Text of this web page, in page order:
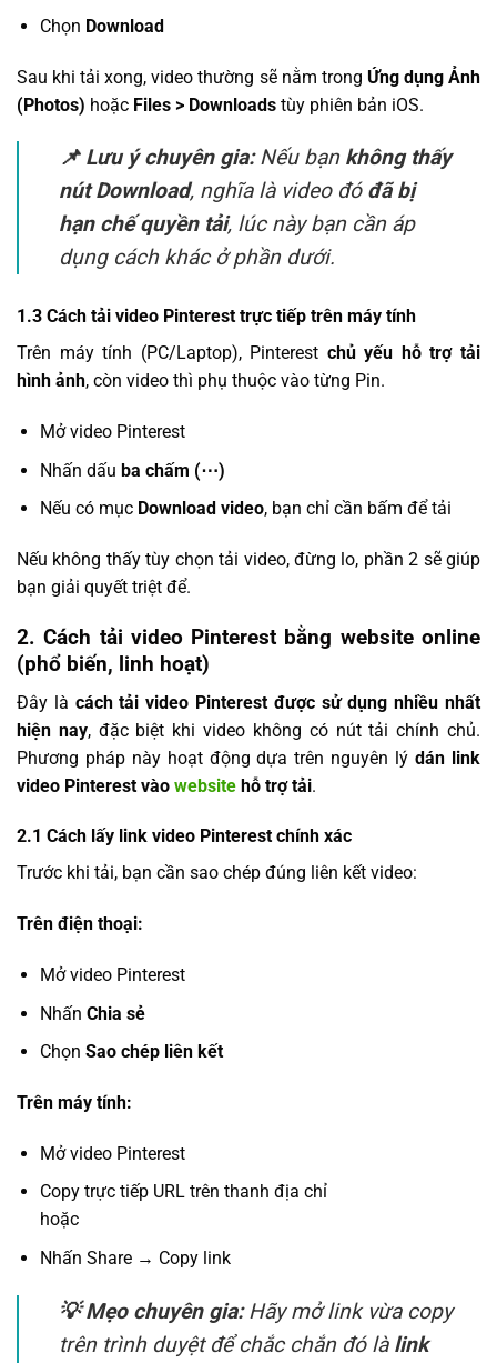
Chọn Download
Sau khi tải xong, video thường sẽ nằm trong Ứng dụng Ảnh
(Photos) hoặc Files > Downloads tùy phiên bản iOS.
📌 Lưu ý chuyên gia:Nếu bạn không thấy
nút Download, nghĩa là video đó đã bị
hạn chế quyền tải, lúc này bạn cần áp
dụng cách khác ở phần dưới.
1.3 Cách tải video Pinterest trực tiếp trên máy tính
Trên máy tính (PC/Laptop), Pinterest chủ yếu hỗ trợ tải
hình ảnh, còn video thì phụ thuộc vào từng Pin.
Mở video Pinterest
Nhấn dấu ba chấm (⋯)
Nếu có mục Download video, bạn chỉ cần bấm để tải
Nếu không thấy tùy chọn tải video, đừng lo, phần 2 sẽ giúp
bạn giải quyết triệt để.
2. Cách tải video Pinterest bằng website online
(phổ biến, linh hoạt)
Đây là cách tải video Pinterest được sử dụng nhiều nhất
hiện nay, đặc biệt khi video không có nút tải chính chủ.
Phương pháp này hoạt động dựa trên nguyên lýdán link
video Pinterest vào website hỗ trợ tải.
2.1 Cách lấy link video Pinterest chính xác
Trước khi tải, bạn cần sao chép đúng liên kết video:
Trên điện thoại:
Mở video Pinterest
Nhấn Chia sẻ
Chọn Sao chép liên kết
Trên máy tính:
Mở video Pinterest
Copy trực tiếp URL trên thanh địa chỉ
hoặc
Nhấn Share → Copy link
💡 Mẹo chuyên gia:Hãy mở link vừa copy
trên trình duyệt để chắc chắn đó là link